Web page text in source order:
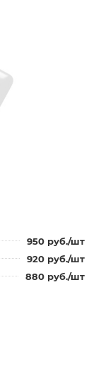
950 руб./шт
920 руб./шт
880 руб./шт